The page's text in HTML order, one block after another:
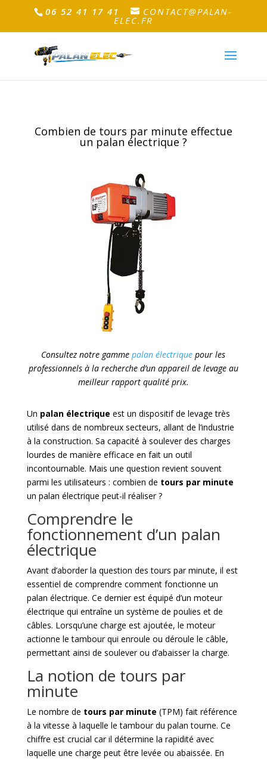
06 52 41 17 41 CONTACT@PALAN-
ELEC.FR
Combien de tours par minute effectue
un palan électrique ?
Consultez notre gammepalan électrique pour les
professionnels à la recherche d’un appareil de levage au
meilleur rapport qualité prix.
Un palan électrique est un dispositif de levage très
utilisé dans de nombreux secteurs, allant de l’industrie
à la construction. Sa capacité à soulever des charges
lourdes de manière efficace en fait un outil
incontournable. Mais une question revient souvent
parmi les utilisateurs : combien de tours par minute
un palan électrique peut-il réaliser ?
Comprendre le
fonctionnement d’un palan
électrique
Avant d’aborder la question des tours par minute, il est
essentiel de comprendre comment fonctionne un
palan électrique. Ce dernier est équipé d’un moteur
électrique qui entraîne un système de poulies et de
câbles. Lorsqu’une charge est ajoutée, le moteur
actionne le tambour qui enroule ou déroule le câble,
permettant ainsi de soulever ou d’abaisser la charge.
La notion de tours par
minute
Le nombre de tours par minute (TPM) fait référence
à la vitesse à laquelle le tambour du palan tourne. Ce
chiffre est crucial car il détermine la rapidité avec
laquelle une charge peut être levée ou abaissée. En